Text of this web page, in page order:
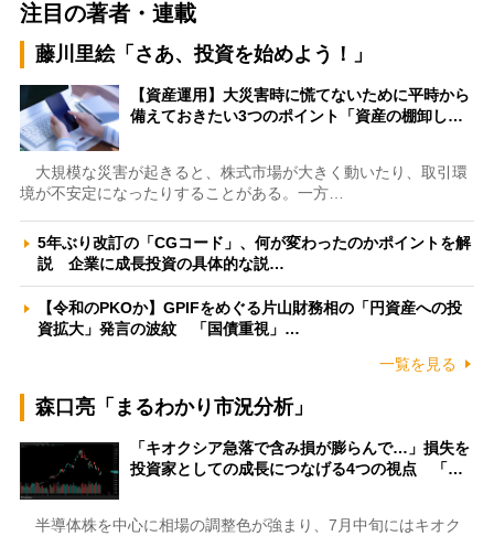
注目の著者・連載
藤川里絵「さあ、投資を始めよう！」
【資産運用】大災害時に慌てないために平時から
備えておきたい3つのポイント「資産の棚卸し…
大規模な災害が起きると、株式市場が大きく動いたり、取引環
境が不安定になったりすることがある。一方…
5年ぶり改訂の「CGコード」、何が変わったのかポイントを解
説 企業に成長投資の具体的な説…
【令和のPKOか】GPIFをめぐる片山財務相の「円資産への投
資拡大」発言の波紋 「国債重視」…
一覧を見る
森口亮「まるわかり市況分析」
「キオクシア急落で含み損が膨らんで…」損失を
投資家としての成長につなげる4つの視点 「…
半導体株を中心に相場の調整色が強まり、7月中旬にはキオク